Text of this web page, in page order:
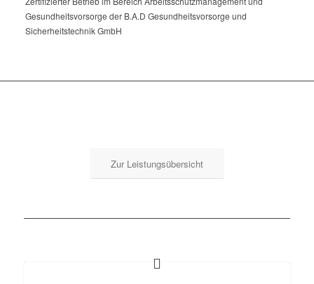
Gesundheitsvorsorge der B.A.D Gesundheitsvorsorge und
Sicherheitstechnik GmbH
Zur Leistungsübersicht